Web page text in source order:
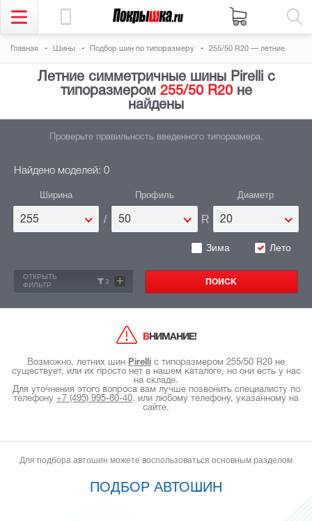
Главная Шины Подбор шин по типоразмеру 255/50 R20 — летние
Летние симметричные шины Pirelli с
типоразмером 255/50 R20не
найдены
Проверьте правильность введенного типоразмера.
Найдено моделей: 0
Ширина
255 /
Профиль
50 R
Диаметр
20
Зима Лето
ОТКРЫТЬ
ФИЛЬТР
3 +
ВНИМАНИЕ!
Возможно, летних шин Pirelli с типоразмером 255/50 R20 не
существует, или их просто нет в нашем каталоге, но они есть у нас
на складе.
Для уточнения этого вопроса вам лучше позвонить специалисту по
телефону +7 (495) 995-80-40. или любому телефону, указанному на
сайте.
Для подбора автошин можете воспользоваться основным разделом
ПОДБОР АВТОШИН